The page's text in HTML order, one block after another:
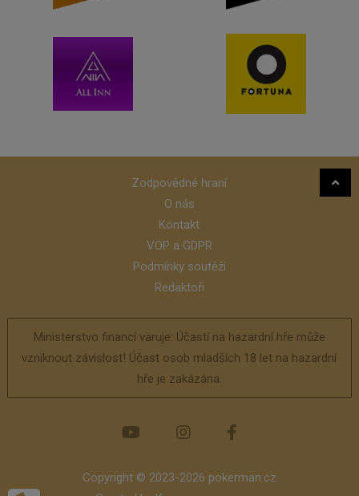
Zodpovědné hraní
O nás
Kontakt
VOP a GDPR
Podmínky soutěží
Redaktoři
Ministerstvo financí varuje: Účastí na hazardní hře může
vzniknout závislost! Účast osob mladších 18 let na hazardní
hře je zakázána.
Copyright © 2023-2026 pokerman.cz